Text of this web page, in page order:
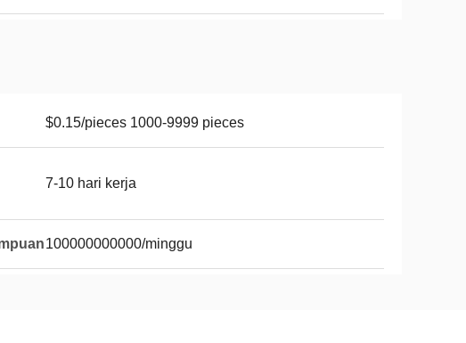
$0.15/pieces 1000-9999 pieces
7-10 hari kerja
100000000000/minggu